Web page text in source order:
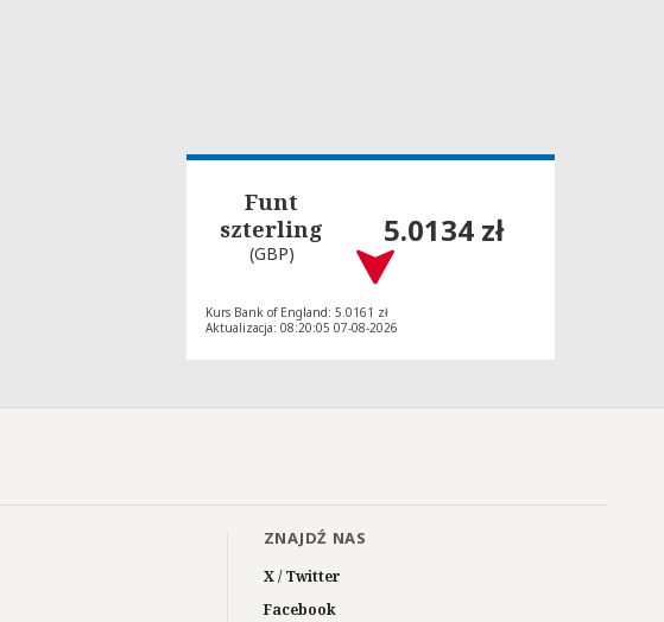
Funt
szterling
(GBP)
5.0134 zł
Kurs Bank of England: 5.0161 zł
Aktualizacja: 08:20:05 07-08-2026
ZNAJDŹ NAS
X / Twitter
Facebook